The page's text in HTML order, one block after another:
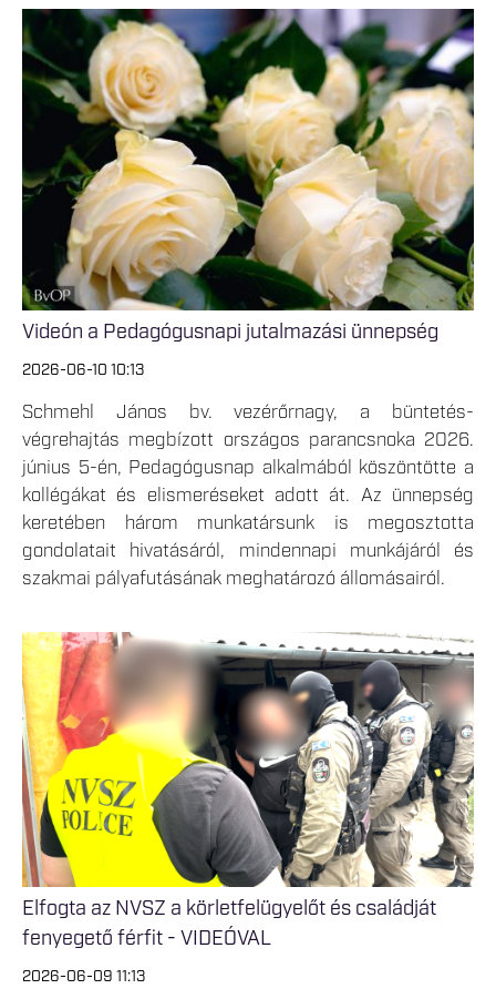
Videón a Pedagógusnapi jutalmazási ünnepség
2026-06-10 10:13
Schmehl János bv. vezérőrnagy, a büntetés-
végrehajtás megbízott országos parancsnoka 2026.
június 5-én, Pedagógusnap alkalmából köszöntötte a
kollégákat és elismeréseket adott át. Az ünnepség
keretében három munkatársunk is megosztotta
gondolatait hivatásáról, mindennapi munkájáról és
szakmai pályafutásának meghatározó állomásairól.
Elfogta az NVSZ a körletfelügyelőt és családját
fenyegető férfit - VIDEÓVAL
2026-06-09 11:13